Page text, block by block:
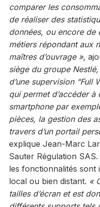
comparer les
de réaliser des
données, ou encore
métiers répondant aux
maîtres d’ouvrage »,
siège du groupe
d’une supervision “Full
qui permet d’accéder
smartphone par
pièces, la gestion des
travers d’un portail
explique Jean-Marc
Sauter Régulation
les fonctionnalités sont
local ou bien distant. «
tailles d’écran et est